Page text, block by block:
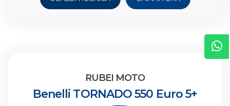
RUBEI MOTO
Benelli TORNADO 550 Euro 5+